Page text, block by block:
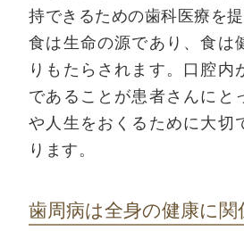
持できるための歯科医療を提
食は生命の源であり、食は
りもたらされます。口腔内
であることが患者さんにと
や人生をおくるために大切
ります。
歯周病は全身の健康に関